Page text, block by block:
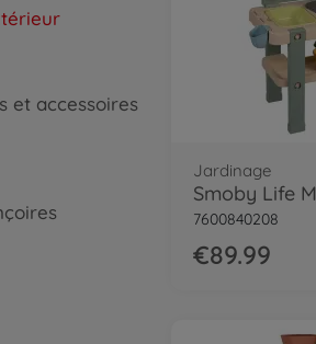
et accessoires
Jardinage
Smoby Life
7600840208
€89.99